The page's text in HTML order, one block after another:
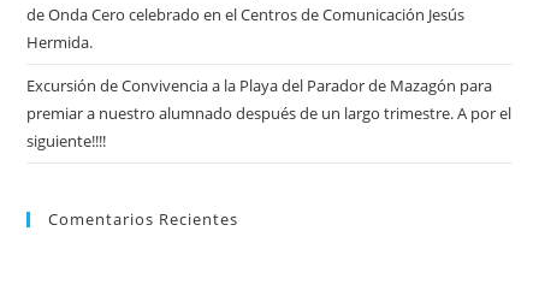
de Onda Cero celebrado en el Centros de Comunicación Jesús
Hermida.
Excursión de Convivencia a la Playa del Parador de Mazagón para
premiar a nuestro alumnado después de un largo trimestre. A por el
siguiente!!!!
Comentarios Recientes